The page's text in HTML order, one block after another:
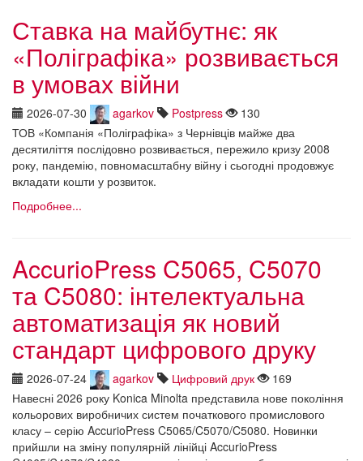
Ставка на майбутнє: як
«Поліграфіка» розвивається
в умовах війни
2026-07-30 agarkov Postpress
130
ТОВ «Компанія «Поліграфіка» з Чернівців майже два
десятиліття послідовно розвивається, пережило кризу 2008
року, пандемію, повномасштабну війну і сьогодні продовжує
вкладати кошти у розвиток.
Подробнее...
AccurioPress C5065, C5070
та C5080: інтелектуальна
автоматизація як новий
стандарт цифрового друку
2026-07-24 agarkov Цифровий друк
169
Навесні 2026 року Konica Minolta представила нове покоління
кольорових виробничих систем початкового промислового
класу – серію AccurioPress C5065/C5070/C5080. Новинки
прийшли на зміну популярній лінійці AccurioPress